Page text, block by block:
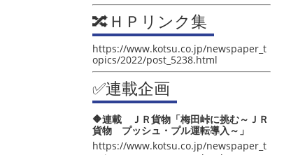
🔀ＨＰリンク集
https://www.kotsu.co.jp/newspaper_t
opics/2022/post_5238.html
✅連載企画
🔶連載 ＪＲ貨物「梅田峠に挑む～ＪＲ
貨物 プッシュ・プル運転導入～」
https://www.kotsu.co.jp/newspaper_t